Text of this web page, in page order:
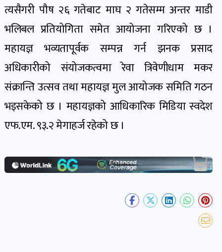
खबर
पोष्ट
संस्कृति
पोष्ट
वन-
त्यसैगरी पौष २६ गतेबाट माघ २ गतेसम्म अन्तर माडी
भलिबल प्रतियोगिता समेत आयोजना गरिएको छ ।
महायज्ञ भव्यतापूर्वक सम्पन्न गर्न झनक प्रसाद
अधिकारीको संयोजकत्वमा रेवा त्रिवेणीधाम मकर
संक्रान्ति उत्सव तथा महायज्ञ मुल आयोजक समिति गठन
भइसकेको छ । महायज्ञको आधिकारिक मिडिया स्वदेश
एफ.एम. ९३.२ मेगाहर्ज रहेको छ ।